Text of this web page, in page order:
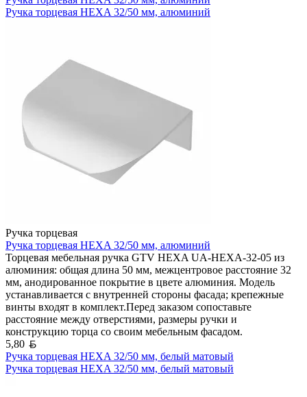
Ручка торцевая HEXA 32/50 мм, алюминий
Ручка торцевая
Ручка торцевая HEXA 32/50 мм, алюминий
Торцевая мебельная ручка GTV HEXA UA-HEXA-32-05 из
алюминия: общая длина 50 мм, межцентровое расстояние 32
мм, анодированное покрытие в цвете алюминия. Модель
устанавливается с внутренней стороны фасада; крепежные
винты входят в комплект.Перед заказом сопоставьте
расстояние между отверстиями, размеры ручки и
конструкцию торца со своим мебельным фасадом.
5,80
Ручка торцевая HEXA 32/50 мм, белый матовый
Ручка торцевая HEXA 32/50 мм, белый матовый